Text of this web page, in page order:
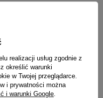
powłoką w
realizacji usług zgodnie z
określić warunki
w Twojej przeglądarce.
i prywatności można
i warunki Google